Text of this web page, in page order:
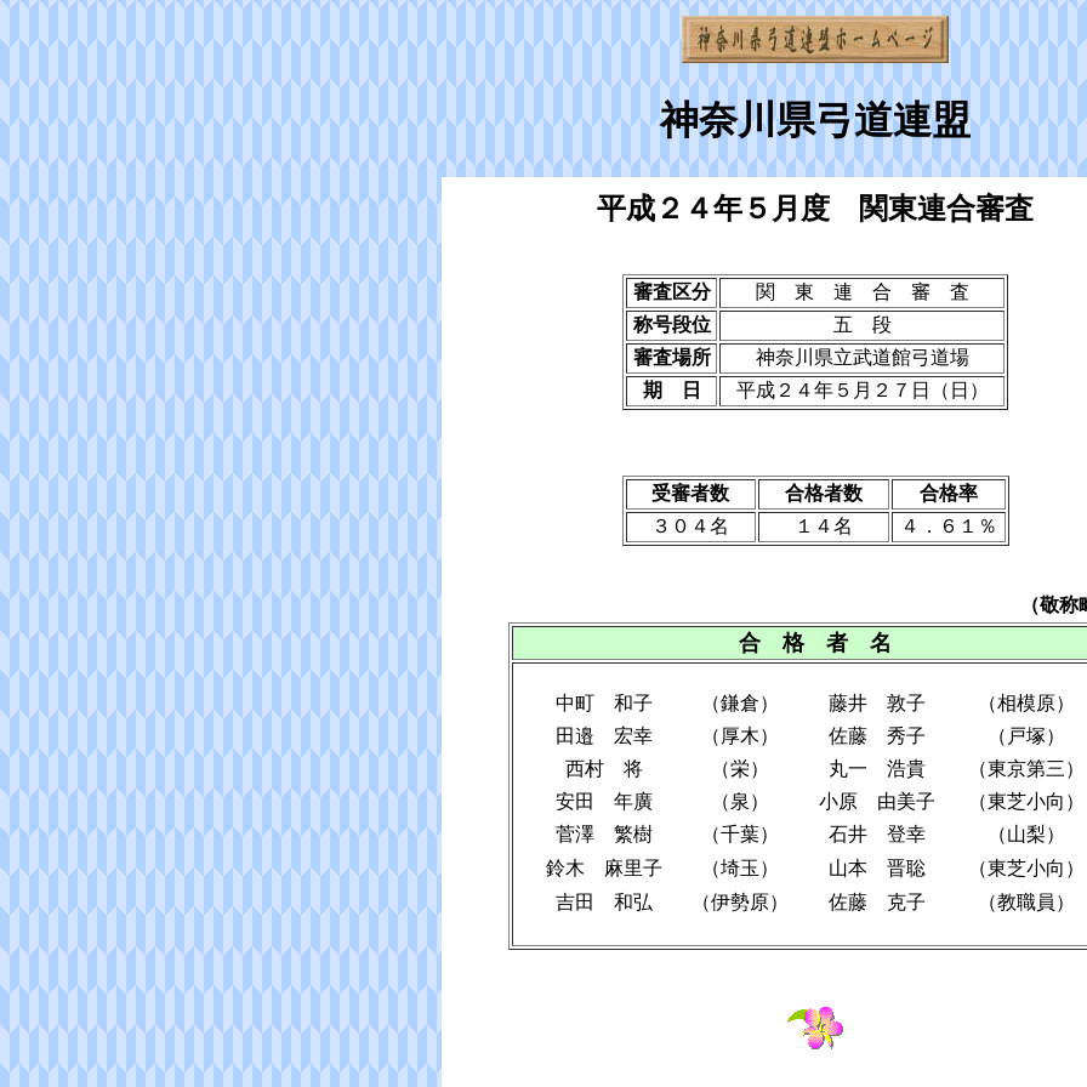
神奈川県弓道連盟
平成２４年５月度 関東連合審査
審査区分
関 東 連 合 審 査
称号段位
五 段
審査場所
神奈川県立武道館弓道場
期 日
平成２４年５月２７日（日）
受審者数 合格者数
合格率
３０４名
１４名 ４．６１％
（敬称
合 格 者 名
中町 和子 （鎌倉） 藤井 敦子
（相模原）
田邉 宏幸
（厚木） 佐藤 秀子
（戸塚）
西村 将
（栄） 丸一 浩貴
（東京第三）
安田 年廣
（泉） 小原 由美子
（東芝小向）
菅澤 繁樹
（千葉） 石井 登幸
（山梨）
鈴木 麻里子
（埼玉） 山本 晋聡
（東芝小向）
吉田 和弘
（伊勢原） 佐藤 克子 （教職員）